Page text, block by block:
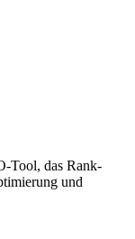
Tool, das Rank-
und